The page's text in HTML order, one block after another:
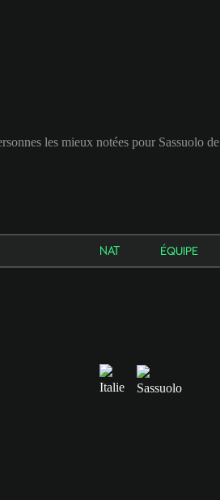
les mieux notées pour Sassuolo de
NAT ÉQUIPE